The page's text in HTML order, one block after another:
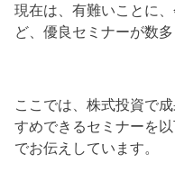
現在は、有難いことに
ど、優良セミナーが数
ここでは、株式投資で
すめできるセミナーを
でお伝えしています。